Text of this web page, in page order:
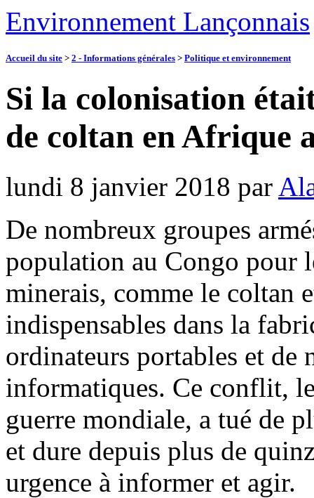
Environnement Lançonnais
Accueil du site > 2 - Informations générales > Politique et environnement
Si la colonisation
de coltan en Afrique
lundi 8 janvier 2018 par
De nombreux groupes
population au Congo pour
minerais, comme le coltan
indispensables dans la
ordinateurs portables et de
informatiques. Ce conflit,
guerre mondiale, a tué de
et dure depuis plus de
urgence à informer et agir.